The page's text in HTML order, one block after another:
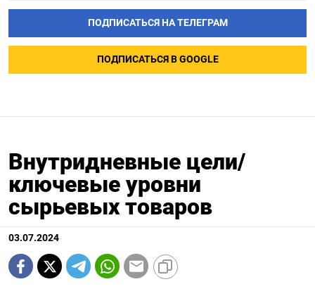
ПОДПИСАТЬСЯ НА ТЕЛЕГРАМ
ПОДПИСАТЬСЯ В GOOGLE
Внутридневные цели/
ключевые уровни
сырьевых товаров
03.07.2024